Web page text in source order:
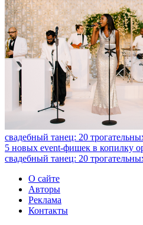
свадебный танец: 20
5 новых event-фишек в копилку
свадебный танец: 20
О сайте
Авторы
Реклама
Контакты